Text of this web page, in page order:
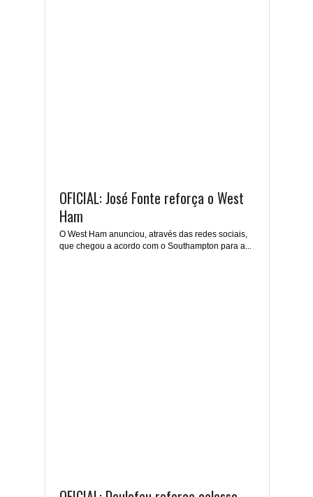
OFICIAL: José Fonte reforça o West
Ham
O West Ham anunciou, através das redes sociais,
que chegou a acordo com o Southampton para a...